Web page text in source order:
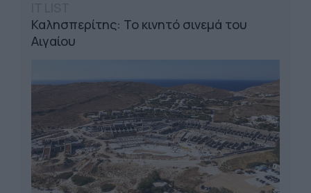
Καλησπερίτης: Το κινητό σινεμά του
Αιγαίου